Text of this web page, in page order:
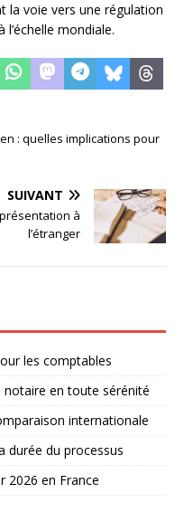
la voie vers une régulation
mondiale.
: quelles implications pour
SUIVANT
à
l’étranger
les comptables
notaire en toute sérénité
internationale
durée du processus
2026 en France